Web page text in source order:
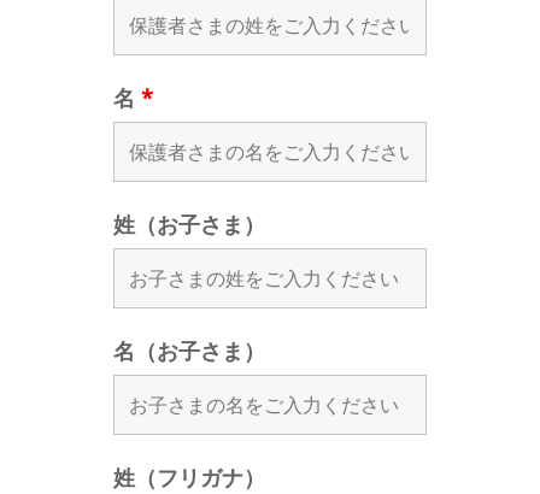
名 *
姓（お子さま）
名（お子さま）
姓（フリガナ）